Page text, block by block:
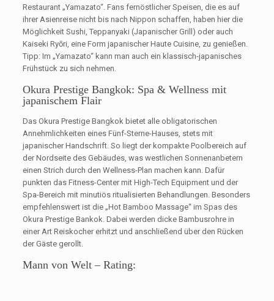
Restaurant „Yamazato“. Fans fernöstlicher Speisen, die es auf
ihrer Asienreise nicht bis nach Nippon schaffen, haben hier die
Möglichkeit Sushi, Teppanyaki (Japanischer Grill) oder auch
Kaiseki Ryōri, eine Form japanischer Haute Cuisine, zu genießen.
Tipp: Im „Yamazato“ kann man auch ein klassisch-japanisches
Frühstück zu sich nehmen.
Okura Prestige Bangkok: Spa & Wellness mit
japanischem Flair
Das Okura Prestige Bangkok bietet alle obligatorischen
Annehmlichkeiten eines Fünf-Sterne-Hauses, stets mit
japanischer Handschrift. So liegt der kompakte Poolbereich auf
der Nordseite des Gebäudes, was westlichen Sonnenanbetern
einen Strich durch den Wellness-Plan machen kann. Dafür
punkten das Fitness-Center mit High-Tech Equipment und der
Spa-Bereich mit minutiös ritualisierten Behandlungen. Besonders
empfehlenswert ist die „Hot Bamboo Massage“ im Spas des
Okura Prestige Bankok. Dabei werden dicke Bambusrohre in
einer Art Reiskocher erhitzt und anschließend über den Rücken
der Gäste gerollt.
Mann von Welt – Rating: